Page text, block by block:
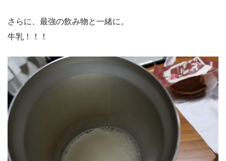
さらに、最強の飲み物と一緒に。
牛乳！！！